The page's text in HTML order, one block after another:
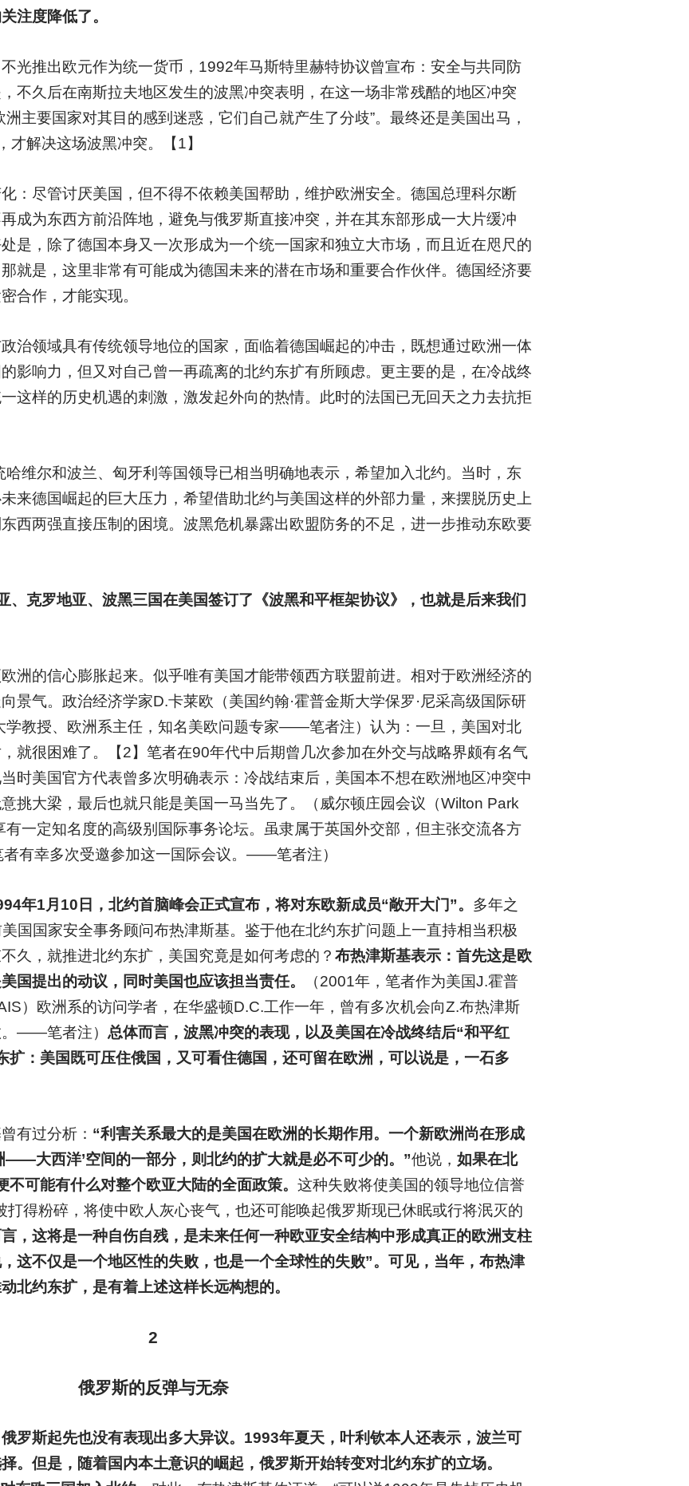
注度降低了。
光推出欧元作为统一货币，1992年马斯特里赫特协议曾宣布：安全与共同防
不久后在南斯拉夫地区发生的波黑冲突表明，在这一场非常残酷的地区冲突
主要国家对其目的感到迷惑，它们自己就产生了分歧”。最终还是美国出马，
才解决这场波黑冲突。【1】
：尽管讨厌美国，但不得不依赖美国帮助，维护欧洲安全。德国总理科尔断
成为东西方前沿阵地，避免与俄罗斯直接冲突，并在其东部形成一大片缓冲
是，除了德国本身又一次形成为一个统一国家和独立大市场，而且近在咫尺的
就是，这里非常有可能成为德国未来的潜在市场和重要合作伙伴。德国经济要
合作，才能实现。
治领域具有传统领导地位的国家，面临着德国崛起的冲击，既想通过欧洲一体
影响力，但又对自己曾一再疏离的北约东扩有所顾虑。更主要的是，在冷战终
这样的历史机遇的刺激，激发起外向的热情。此时的法国已无回天之力去抗拒
维尔和波兰、匈牙利等国领导已相当明确地表示，希望加入北约。当时，东
来德国崛起的巨大压力，希望借助北约与美国这样的外部力量，来摆脱历史上
西两强直接压制的困境。波黑危机暴露出欧盟防务的不足，进一步推动东欧要
、克罗地亚、波黑三国在美国签订了《波黑和平框架协议》，也就是后来我们
洲的信心膨胀起来。似乎唯有美国才能带领西方联盟前进。相对于欧洲经济的
景气。政治经济学家D.卡莱欧（美国约翰·霍普金斯大学保罗·尼采高级国际研
学教授、欧洲系主任，知名美欧问题专家——笔者注）认为：一旦，美国对北
就很困难了。【2】笔者在90年代中后期曾几次参加在外交与战略界颇有名气
时美国官方代表曾多次明确表示：冷战结束后，美国本不想在欧洲地区冲突中
挑大梁，最后也就只能是美国一马当先了。（威尔顿庄园会议（Wilton Park
一定知名度的高级别国际事务论坛。虽隶属于英国外交部，但主张交流各方
有幸多次受邀参加这一国际会议。——笔者注）
年1月10日，北约首脑峰会正式宣布，将对东欧新成员“敞开大门”。 多年之
国国家安全事务顾问布热津斯基。鉴于他在北约东扩问题上一直持相当积极
久，就推进北约东扩，美国究竟是如何考虑的？ 布热津斯基表示：首先这是欧
提出的动议，同时美国也应该担当责任。
（2001年，笔者作为美国J.霍普
）欧洲系的访问学者，在华盛顿D.C.工作一年，曾有多次机会向Z.布热津斯
。——笔者注） 总体而言，波黑冲突的表现，以及美国在冷战终结后“和平红
扩：美国既可压住俄国，又可看住德国，还可留在欧洲，可以说是，一石多
有过分析： “利害关系最大的是美国在欧洲的长期作用。一个新欧洲尚在形成
——大西洋’空间的一部分，则北约的扩大就是必不可少的。”他说， 如果在北
可能有什么对整个欧亚大陆的全面政策。 这种失败将使美国的领导地位信誉
打得粉碎，将使中欧人灰心丧气，也还可能唤起俄罗斯现已休眠或行将泯灭的
，这将是一种自伤自残，是未来任何一种欧亚安全结构中形成真正的欧洲支柱
这不仅是一个地区性的失败，也是一个全球性的失败”。 可见，当年，布热津
北约东扩，是有着上述这样长远构想的。
2
俄罗斯的反弹与无奈
罗斯起先也没有表现出多大异议。1993年夏天，叶利钦本人还表示，波兰可
。但是，随着国内本土意识的崛起，俄罗斯开始转变对北约东扩的立场。